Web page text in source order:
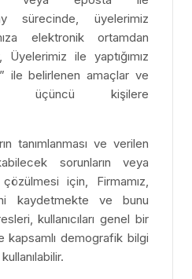
sürecinde, üyelerimiz
elektronik ortamdan
ile yaptığımız
ile belirlenen amaçlar ve
üçüncü kişilere
tanımlanması ve verilen
sorunların veya
çözülmesi için, Firmamız,
kaydetmekte ve bunu
kullanıcıları genel bir
kapsamlı demografik bilgi